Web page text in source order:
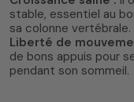
stable, essentiel au
sa colonne vertébrale.
Liberté de
de bons appuis pour
pendant son sommeil.